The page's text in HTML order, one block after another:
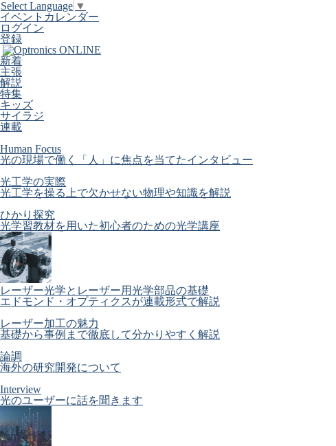
Select Language ▼
イベントカレンダー
ログイン
登録
新着
主張
解説
特集
キッズ
サイラジ
連載
Human Focus
光の現場で働く「人」に焦点を当てたインタビュー
光工学の実際
光工学を操る上で欠かせない物理や知識を解説
ひかり探究
光学習教材を用いた初心者のための光学講座
レーザー光学とレーザー用光学部品の基礎
エドモンド・オプティクスが連載形式で解説
レーザー加工の魅力
基礎から事例まで徹底して分かりやすく解説
論調
海外の研究開発について
Interview
光のユーザーに話を聞きます